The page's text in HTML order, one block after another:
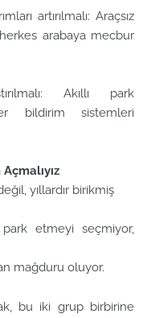
artırılmalı: Araçsız
arabaya mecbur
Akıllı park
bildirim sistemleri
yıllardır birikmiş
park etmeyi seçmiyor,
mağduru oluyor.
bu iki grup birbirine